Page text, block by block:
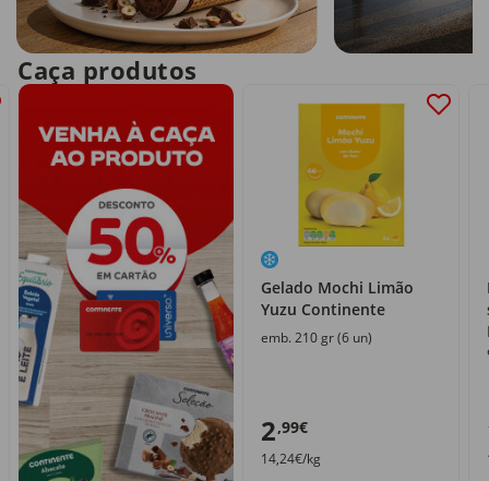
Caça produtos
Gelado Mochi Limão
Yuzu Continente
emb. 210 gr (6 un)
2,99€
14,24€/kg